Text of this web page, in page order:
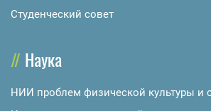
Студенческий совет
Наука
НИИ проблем физической культуры и